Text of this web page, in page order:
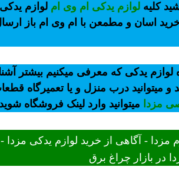
کلیه لوازم یدکی ام وی ام لوازم
اسان و مطمعن با ام وی ام باز
لوازم یدکی که معرفی میکنیم بیشتر
میتوانید درب منزل و یا تعمیرگاه
مزدا میتوانید وارد لینک فروشگاه
مزدا - آگاهی از خرید لوازم یدکی
در بازار چراغ برق